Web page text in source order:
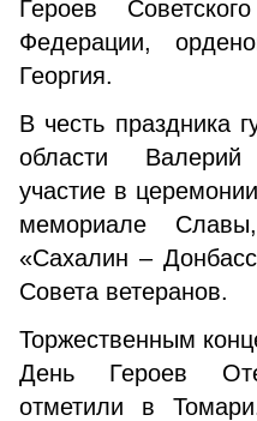
Героев
Федерации,
Георгия.
В честь праздника
области
участие в
мемориале
«Сахалин –
Совета ветеранов.
Торжественным
День Героев
отметили в